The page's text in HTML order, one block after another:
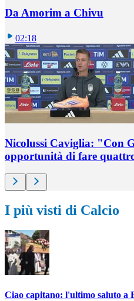
Da Amorim a Chivu
02:18
Nicolussi Caviglia: "Con
opportunità di fare
I più visti di Calcio
Ciao capitano: l'ultimo saluto a